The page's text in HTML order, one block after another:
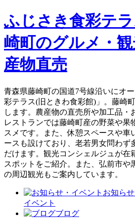
ふじさき食彩テ
崎町のグルメ・
産物直売
青森県藤崎町の国道7号線沿いにオ
彩テラス(旧ときわ食彩館)」。藤崎
します。農産物の直売所や加工品・
レストランでは藤崎町産の野菜や果
スメです。また、休憩スペースや車
ースも設けており、老若男女問わず
だけます。観光コンシェルジュが在
スポットをご紹介。また、弘前市や
の周辺観光もご案内しています。
お知らせ
イベント
ブログ